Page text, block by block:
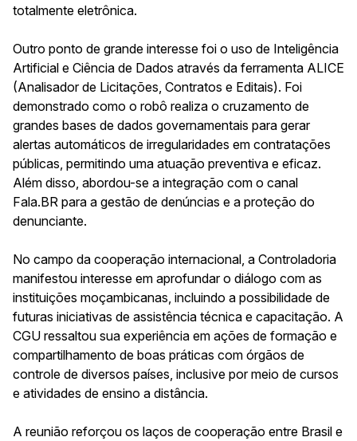
totalmente eletrônica.
Outro ponto de grande interesse foi o uso de Inteligência
Artificial e Ciência de Dados através da ferramenta ALICE
(Analisador de Licitações, Contratos e Editais). Foi
demonstrado como o robô realiza o cruzamento de
grandes bases de dados governamentais para gerar
alertas automáticos de irregularidades em contratações
públicas, permitindo uma atuação preventiva e eficaz.
Além disso, abordou-se a integração com o canal
Fala.BR para a gestão de denúncias e a proteção do
denunciante.
No campo da cooperação internacional, a Controladoria
manifestou interesse em aprofundar o diálogo com as
instituições moçambicanas, incluindo a possibilidade de
futuras iniciativas de assistência técnica e capacitação. A
CGU ressaltou sua experiência em ações de formação e
compartilhamento de boas práticas com órgãos de
controle de diversos países, inclusive por meio de cursos
e atividades de ensino a distância.
A reunião reforçou os laços de cooperação entre Brasil e